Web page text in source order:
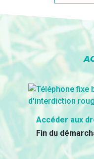
Accéder aux
Fin du